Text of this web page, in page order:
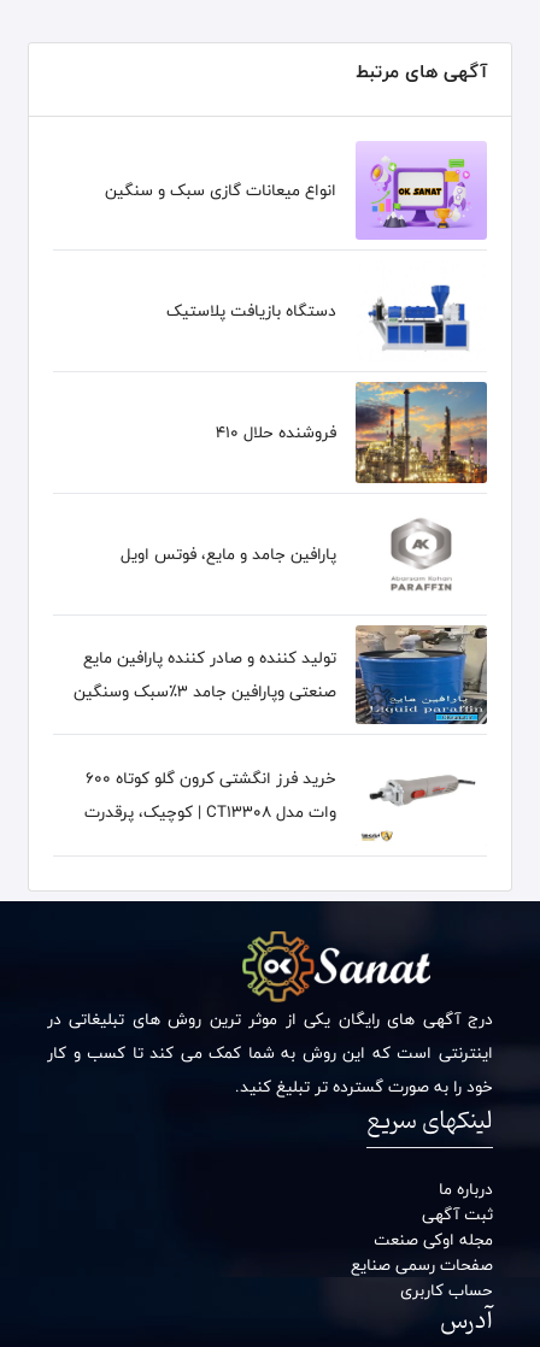
آگهی های مرتبط
انواع میعانات گازی سبک و سنگین
دستگاه بازیافت پلاستیک
فروشنده حلال 410
پارافین جامد و مایع، فوتس اویل
تولید کننده و صادر کننده پارافین مایع
صنعتی وپارافین جامد ۳٪سبک وسنگین
خرید فرز انگشتی کرون گلو کوتاه 600
وات مدل CT13308 | کوچیک، پرقدرت
درج آگهی های رایگان یکی از موثر ترین روش های تبلیغاتی در
اینترنتی است که این روش به شما کمک می کند تا کسب و کار
خود را به صورت گسترده تر تبلیغ کنید.
لینکهای سریع
درباره ما
ثبت آگهی
مجله اوکی صنعت
صفحات رسمی صنایع
حساب کاربری
آدرس